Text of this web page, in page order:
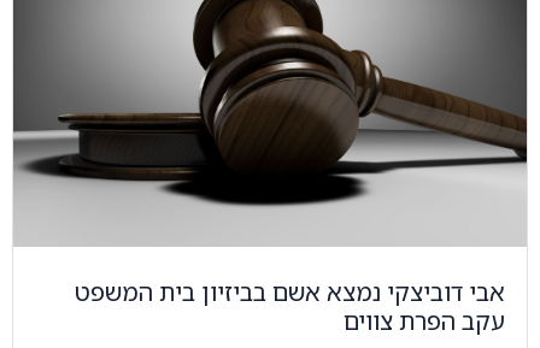
אבי דוביצקי נמצא אשם בביזיון בית המשפט
עקב הפרת צווים